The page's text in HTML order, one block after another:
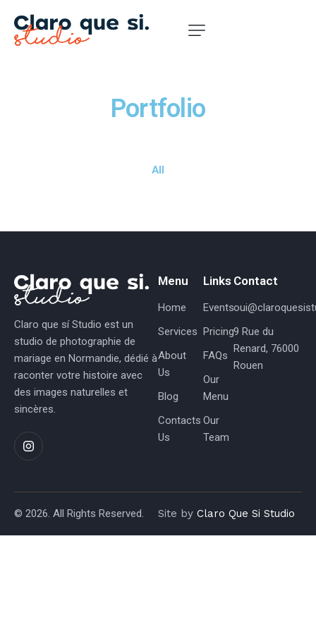
Portfolio
All
Claro que sí Studio est un
studio de photographie de
mariage en Normandie, dédié à
raconter votre histoire avec
des images naturelles et
sincères.
Menu
Home
Services
About
Us
Blog
Contacts
Us
Links
Events
Pricing
FAQs
Our
Menu
Our
Team
Contact
9 Rue du
Renard, 76000
Rouen
© 2026. All Rights Reserved. Site by Claro Que Si Studio